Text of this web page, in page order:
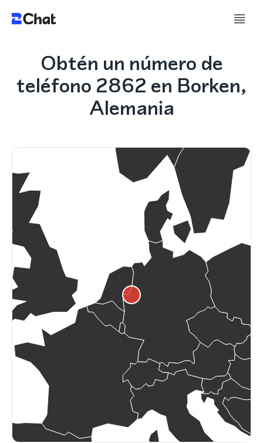
Obtén un número de
teléfono 2862 en Borken,
Alemania